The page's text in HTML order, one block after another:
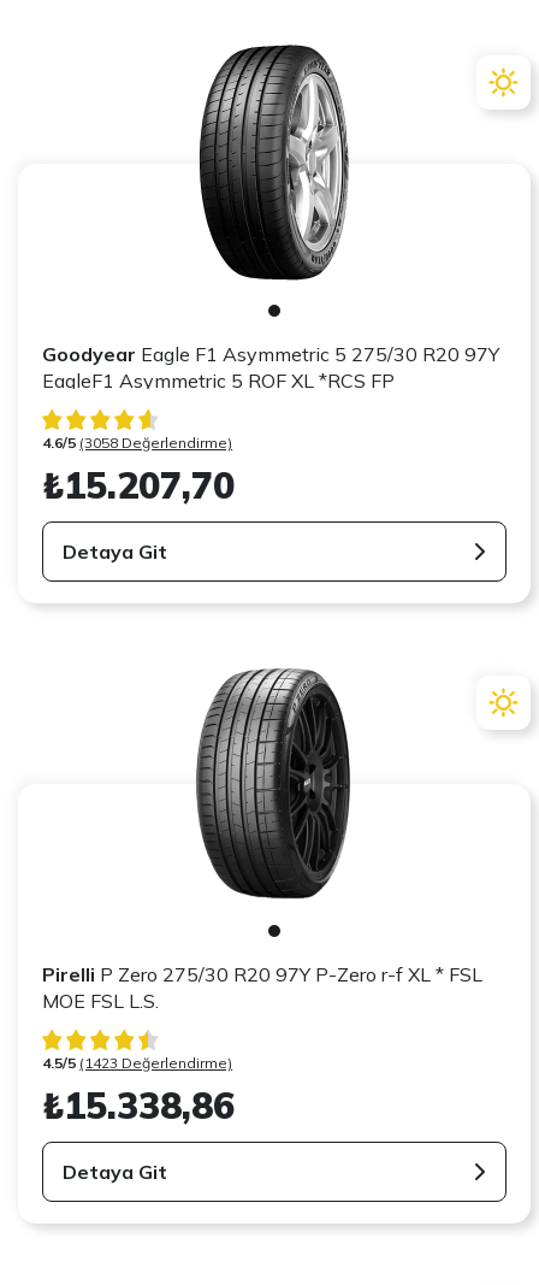
Goodyear Eagle F1 Asymmetric 5 275/30 R20 97Y
EagleF1 Asymmetric 5 ROF XL *RCS FP
4.6/5 (3058 Değerlendirme)
₺15.207,70
Detaya Git
Pirelli P Zero 275/30 R20 97Y P-Zero r-f XL * FSL
MOE FSL L.S.
4.5/5 (1423 Değerlendirme)
₺15.338,86
Detaya Git